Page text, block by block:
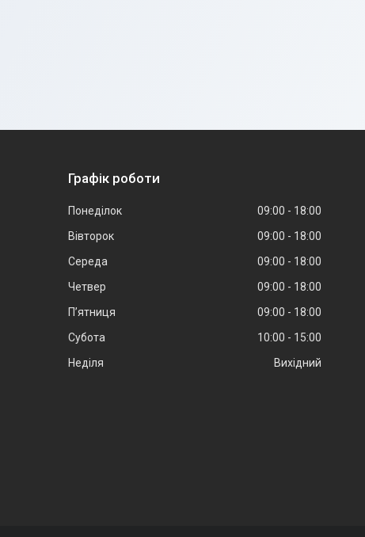
Графік роботи
Понеділок 09:00
18:00
Вівторок
09:00
18:00
Середа
09:00
18:00
Четвер
09:00
18:00
Пʼятниця
09:00
18:00
Субота
10:00
15:00
Неділя
Вихідний